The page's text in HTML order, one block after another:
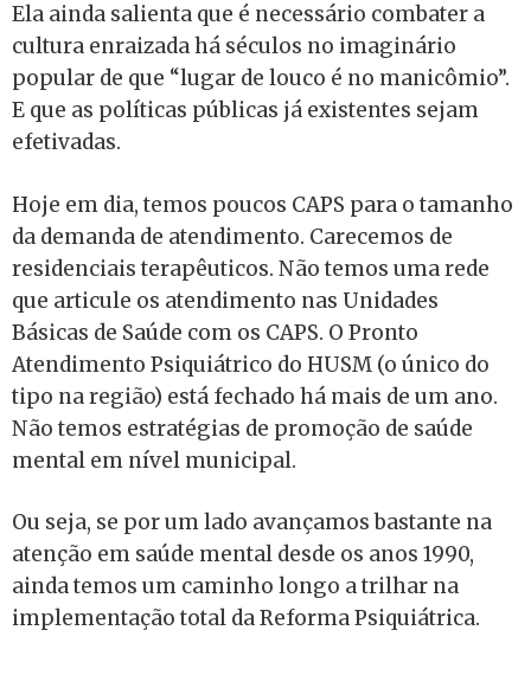
Ela ainda salienta que é necessário combater a
cultura enraizada há séculos no imaginário
popular de que “lugar de louco é no manicômio”.
E que as políticas públicas já existentes sejam
efetivadas.
Hoje em dia, temos poucos CAPS para o tamanho
da demanda de atendimento. Carecemos de
residenciais terapêuticos. Não temos uma rede
que articule os atendimento nas Unidades
Básicas de Saúde com os CAPS. O Pronto
Atendimento Psiquiátrico do HUSM (o único do
tipo na região) está fechado há mais de um ano.
Não temos estratégias de promoção de saúde
mental em nível municipal.
Ou seja, se por um lado avançamos bastante na
atenção em saúde mental desde os anos 1990,
ainda temos um caminho longo a trilhar na
implementação total da Reforma Psiquiátrica.